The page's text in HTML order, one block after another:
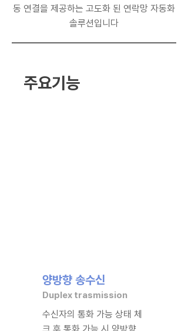
동 연결을 제공하는 고도화 된 연락망 자동화
솔루션입니다
주요기능
양방향 송수신
Duplex trasmission
수신자의 통화 가능 상태 체